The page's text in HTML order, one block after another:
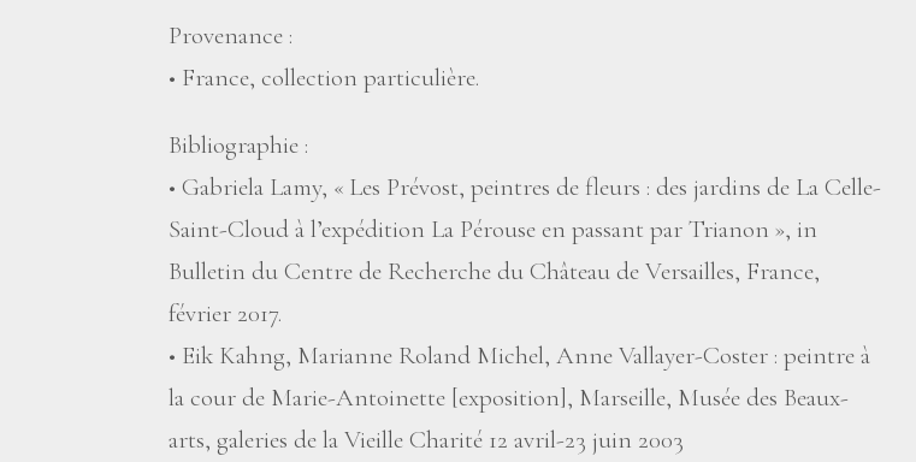
Provenance :
• France, collection particulière.
Bibliographie :
• Gabriela Lamy, « Les Prévost, peintres de fleurs : des jardins de La Celle-
Saint-Cloud à l’expédition La Pérouse en passant par Trianon », in
Bulletin du Centre de Recherche du Château de Versailles, France,
février 2017.
• Eik Kahng, Marianne Roland Michel, Anne Vallayer-Coster : peintre à
la cour de Marie-Antoinette [exposition], Marseille, Musée des Beaux-
arts, galeries de la Vieille Charité 12 avril-23 juin 2003